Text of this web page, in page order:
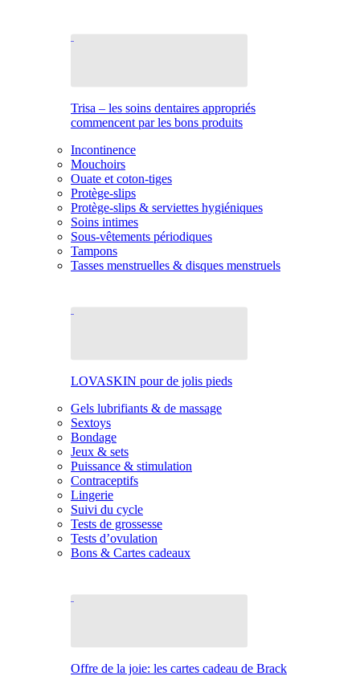
Trisa – les soins dentaires appropriés
commencent par les bons produits
Incontinence
Mouchoirs
Ouate et coton-tiges
Protège-slips
Protège-slips & serviettes hygiéniques
Soins intimes
Sous-vêtements périodiques
Tampons
Tasses menstruelles & disques menstruels
LOVASKIN pour de jolis pieds
Gels lubrifiants & de massage
Sextoys
Bondage
Jeux & sets
Puissance & stimulation
Contraceptifs
Lingerie
Suivi du cycle
Tests de grossesse
Tests d’ovulation
Bons & Cartes cadeaux
Offre de la joie: les cartes cadeau de Brack